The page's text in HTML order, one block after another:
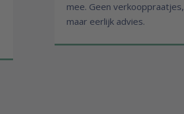
mee. Geen verkooppraatjes,
maar eerlijk advies.